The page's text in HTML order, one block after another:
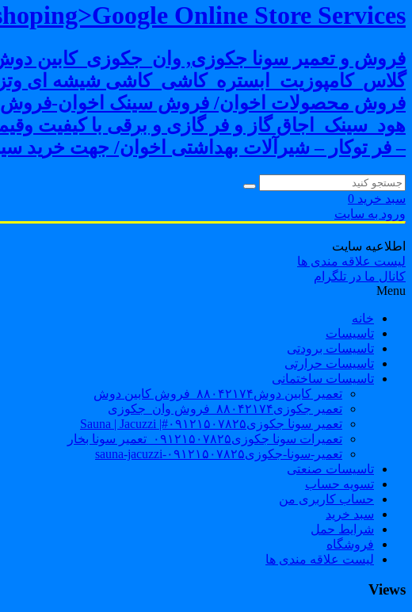
Online Store Services
فروش و تعمیر سونا جکوزی, وان_جکوزی_کابین
گلاس_کامپوزیت_ابستره_کاشی_کاشی شیشه ای
فروش محصولات اخوان/ فروش سینک اخوان-فروش
هود_سینک_اجاق گاز و فر گازی و برقی با کیفیت
– فر توکار – شیرآلات بهداشتی اخوان/ جهت خرید
سبد خرید 0
ورود به سایت
اطلاعیه سایت
لیست علاقه مندی ها
کانال ما در تلگرام
Menu
خانه
تاسیسات
تاسیسات برودتی
تاسیسات حرارتی
تاسیسات ساختمانی
تعمیر کابین دوش۸۸۰۴۲۱۷۴_فروش کابین دوش
تعمیر جکوزی۸۸۰۴۲۱۷۴_فروش وان_جکوزی
تعمیر سونا جکوزی۰۹۱۲۱۵۰۷۸۲۵#| Sauna | Jacuzzi
تعمیرات سونا جکوزی۰۹۱۲۱۵۰۷۸۲۵_تعمیر سونا بخار
تعمیر-سونا-جکوزی۰۹۱۲۱۵۰۷۸۲۵-sauna-jacuzzi
تاسیسات صنعتی
تسویه حساب
حساب کاربری من
سبد خرید
شرایط حمل
فروشگاه
لیست علاقه مندی ها
Views